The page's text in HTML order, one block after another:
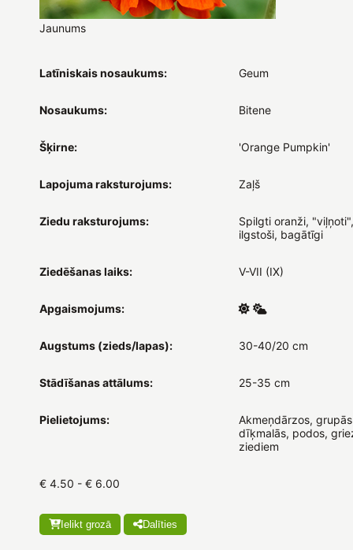
Jaunums
Latīniskais nosaukums: Geum
Nosaukums: Bitene
Šķirne: 'Orange Pumpkin'
Lapojuma raksturojums: Zaļš
Ziedu raksturojums:
Spilgti oranži,
ilgstoši, bagātīgi
Ziedēšanas laiks: V-VII (IX)
Apgaismojums:
Augstums (zieds/lapas): 30-40/20 cm
Stādīšanas attālums: 25-35 cm
Pielietojums:
Akmeņdārzos,
dīķmalās, podos,
ziediem
€ 4.50 - € 6.00
Ielikt grozā Dalīties